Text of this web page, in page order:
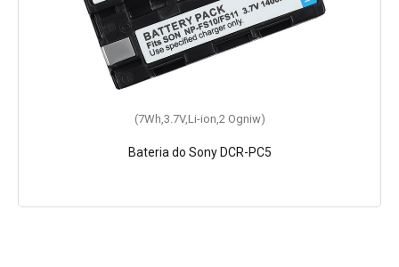
(7Wh,3.7V,Li-ion,2 Ogniw)
Bateria do Sony DCR-PC5